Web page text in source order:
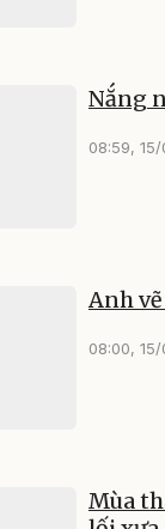
Nắng
08:59,
Anh
08:00,
Mùa